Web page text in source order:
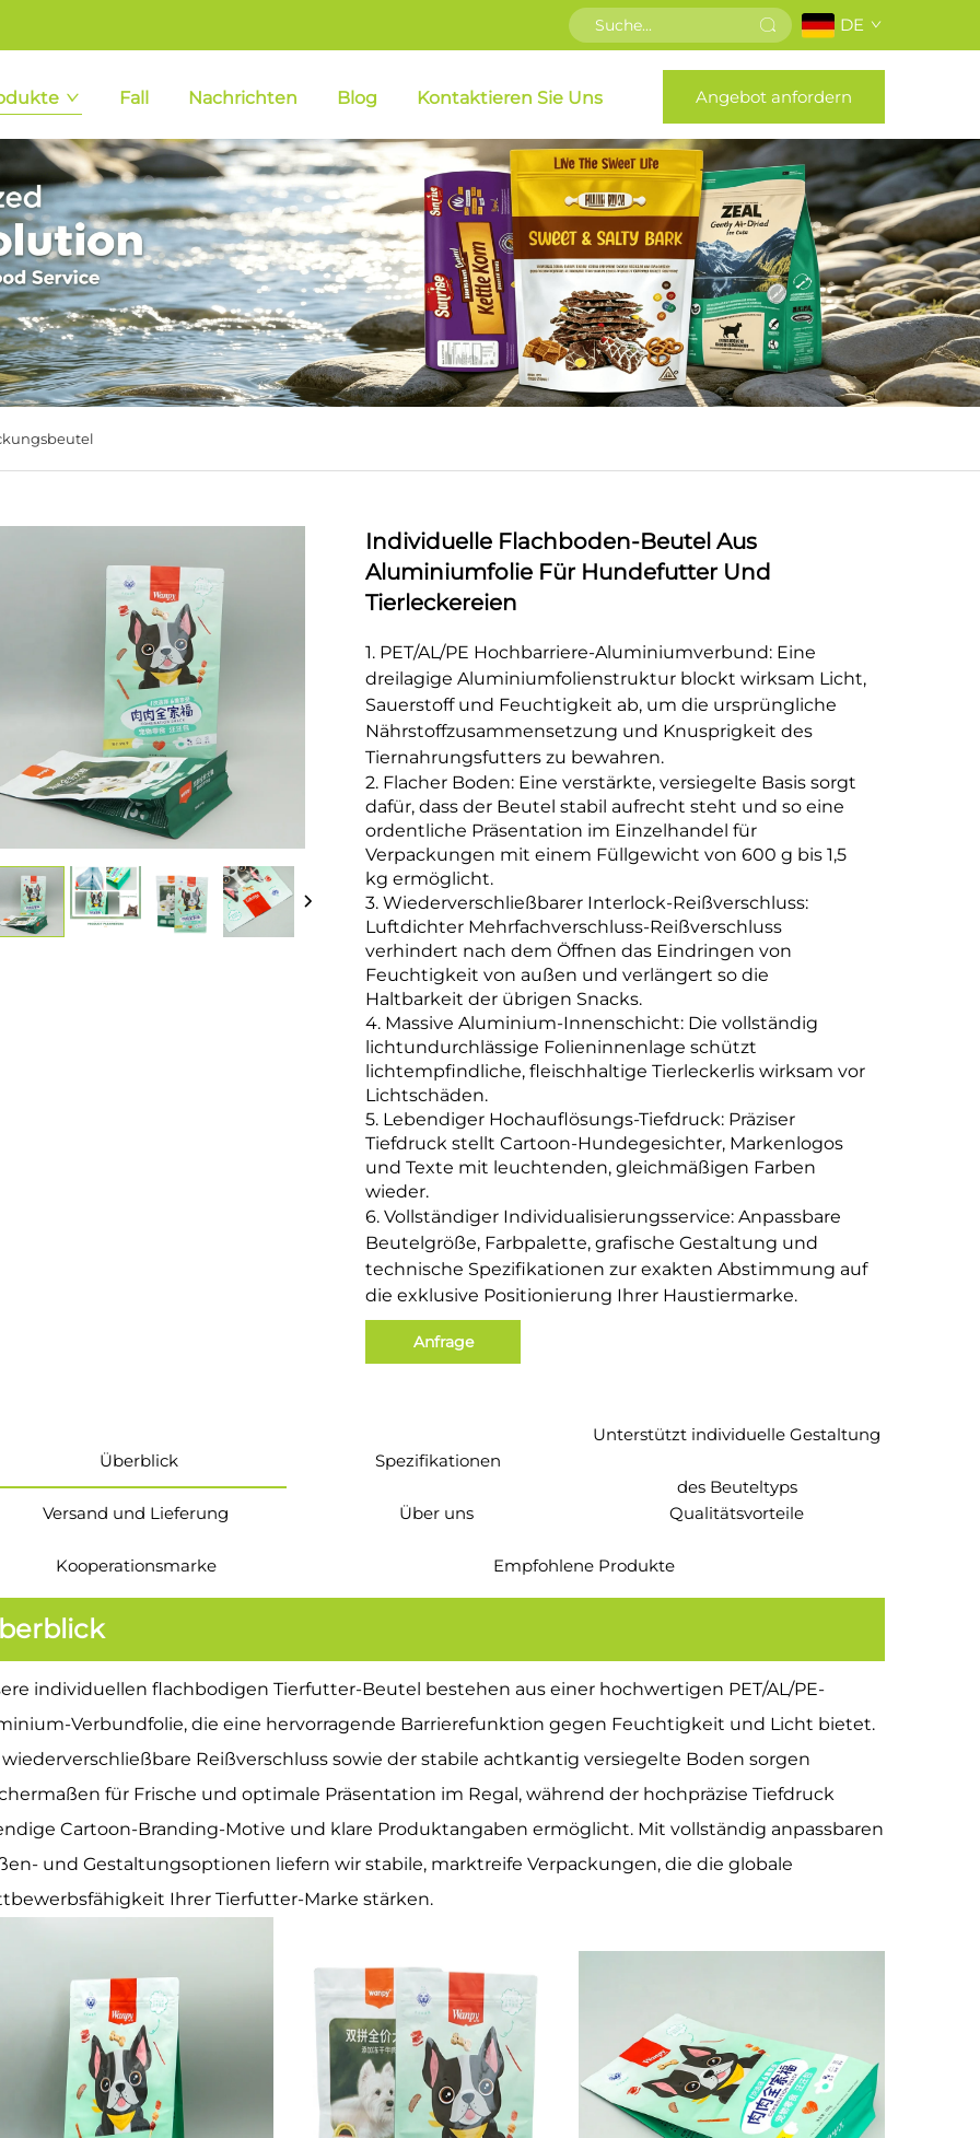
DE
Fall Nachrichten Blog Kontaktieren Sie Uns Angebot anfordern
Individuelle Flachboden-Beutel Aus
Aluminiumfolie Für Hundefutter Und
Tierleckereien
1. PET/AL/PE Hochbarriere-Aluminiumverbund: Eine
dreilagige Aluminiumfolienstruktur blockt wirksam Licht,
Sauerstoff und Feuchtigkeit ab, um die ursprüngliche
Nährstoffzusammensetzung und Knusprigkeit des
Tiernahrungsfutters zu bewahren.
2. Flacher Boden: Eine verstärkte, versiegelte Basis sorgt
dafür, dass der Beutel stabil aufrecht steht und so eine
ordentliche Präsentation im Einzelhandel für
Verpackungen mit einem Füllgewicht von 600 g bis 1,5
kg ermöglicht.
3. Wiederverschließbarer Interlock-Reißverschluss:
Luftdichter Mehrfachverschluss-Reißverschluss
verhindert nach dem Öffnen das Eindringen von
Feuchtigkeit von außen und verlängert so die
Haltbarkeit der übrigen Snacks.
4. Massive Aluminium-Innenschicht: Die vollständig
lichtundurchlässige Folieninnenlage schützt
lichtempfindliche, fleischhaltige Tierleckerlis wirksam vor
Lichtschäden.
5. Lebendiger Hochauflösungs-Tiefdruck: Präziser
Tiefdruck stellt Cartoon-Hundegesichter, Markenlogos
und Texte mit leuchtenden, gleichmäßigen Farben
wieder.
6. Vollständiger Individualisierungsservice: Anpassbare
Beutelgröße, Farbpalette, grafische Gestaltung und
technische Spezifikationen zur exakten Abstimmung auf
die exklusive Positionierung Ihrer Haustiermarke.
Anfrage
Überblick Spezifikationen
Unterstützt individuelle Gestaltung
des Beuteltyps
Versand und Lieferung
Über uns Qualitätsvorteile
Kooperationsmarke Empfohlene Produkte
individuellen flachbodigen Tierfutter-Beutel bestehen aus einer hochwertigen PET/AL/PE-
Verbundfolie, die eine hervorragende Barrierefunktion gegen Feuchtigkeit und Licht bietet.
Reißverschluss sowie der stabile achtkantig versiegelte Boden sorgen
für Frische und optimale Präsentation im Regal, während der hochpräzise Tiefdruck
Cartoon-Branding-Motive und klare Produktangaben ermöglicht. Mit vollständig anpassbaren
und Gestaltungsoptionen liefern wir stabile, marktreife Verpackungen, die die globale
Ihrer Tierfutter-Marke stärken.